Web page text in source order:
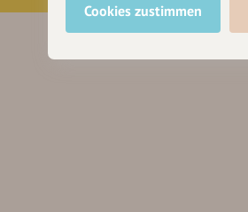
Cookies zustimmen